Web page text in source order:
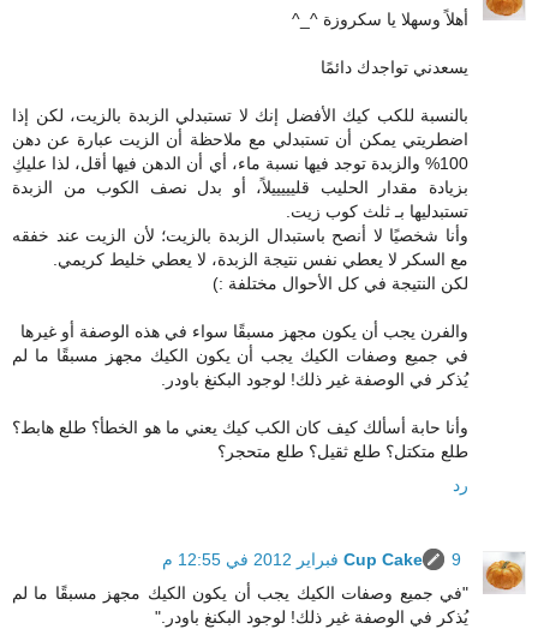
أهلاً وسهلا يا سكروزة ^_^
يسعدني تواجدك دائمًا
بالنسبة للكب كيك الأفضل إنك لا تستبدلي الزبدة بالزيت، لكن إذا
اضطريتي يمكن أن تستبدلي مع ملاحظة أن الزيت عبارة عن دهن
100% والزبدة توجد فيها نسبة ماء، أي أن الدهن فيها أقل، لذا عليكِ
بزيادة مقدار الحليب قليييييلاً، أو بدل نصف الكوب من الزبدة
تستبدليها بـ ثلث كوب زيت.
وأنا شخصيًا لا أنصح باستبدال الزبدة بالزيت؛ لأن الزيت عند خفقه
مع السكر لا يعطي نفس نتيجة الزبدة، لا يعطي خليط كريمي.
لكن النتيجة في كل الأحوال مختلفة :)
والفرن يجب أن يكون مجهز مسبقًا سواء في هذه الوصفة أو غيرها
في جميع وصفات الكيك يجب أن يكون الكيك مجهز مسبقًا ما لم
يُذكر في الوصفة غير ذلك! لوجود البكنغ باودر.
وأنا حابة أسألك كيف كان الكب كيك يعني ما هو الخطأ؟ طلع هابط؟
طلع متكتل؟ طلع ثقيل؟ طلع متحجر؟
رد
Cup Cake
9 فبراير 2012 في 12:55 م
"في جميع وصفات الكيك يجب أن يكون الكيك مجهز مسبقًا ما لم
يُذكر في الوصفة غير ذلك! لوجود البكنغ باودر."